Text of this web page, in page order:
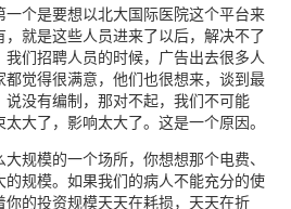
个是要想以北大国际医院这个平台来
就是这些人员进来了以后，解决不了
们招聘人员的时候，广告出去很多人
觉得很满意，他们也很想来，谈到最
没有编制，那对不起，我们不可能
大了，影响太大了。这是一个原因。
规模的一个场所，你想想那个电费、
规模。如果我们的病人不能充分的使
的投资规模天天在耗损，天天在折